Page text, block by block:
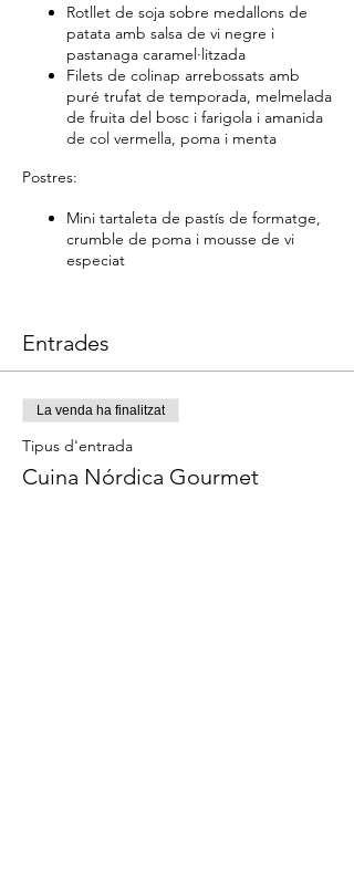
Rotllet de soja sobre medallons de
patata amb salsa de vi negre i
pastanaga caramel·litzada
Filets de colinap arrebossats amb
puré trufat de temporada, melmelada
de fruita del bosc i farigola i amanida
de col vermella, poma i menta
Postres:
Mini tartaleta de pastís de formatge,
crumble de poma i mousse de vi
especiat
Entrades
La venda ha finalitzat
Tipus d'entrada
Cuina Nórdica Gourmet